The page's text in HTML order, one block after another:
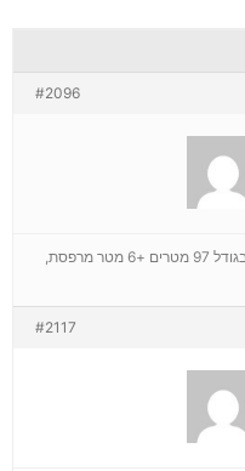
#2096
אבקש לקבל פרטים על ניקוי דירה מאוכלסת בגודל 97 מטרים +6 מטר מרפסת,
#2117